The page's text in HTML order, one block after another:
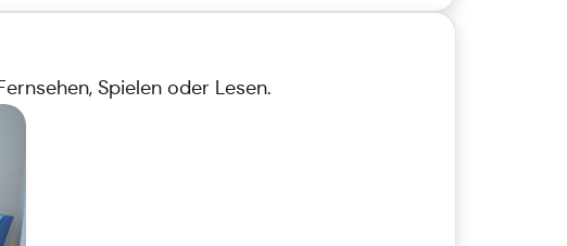
Spielen oder Lesen.